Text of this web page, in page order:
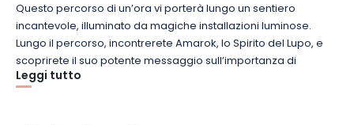
Questo percorso di un’ora vi porterà lungo un sentiero
incantevole, illuminato da magiche installazioni luminose.
Lungo il percorso, incontrerete Amarok, lo Spirito del Lupo, e
scoprirete il suo potente messaggio sull’importanza di
preservare il nostro ambiente. Questo viaggio notturno
Leggi tutto